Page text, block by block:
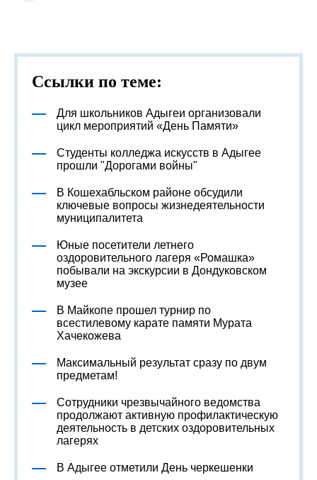
Ссылки по теме:
Для школьников Адыгеи организовали
цикл мероприятий «День Памяти»
Студенты колледжа искусств в Адыгее
прошли "Дорогами войны"
В Кошехабльском районе обсудили
ключевые вопросы жизнедеятельности
муниципалитета
Юные посетители летнего
оздоровительного лагеря «Ромашка»
побывали на экскурсии в Дондуковском
музее
В Майкопе прошел турнир по
всестилевому карате памяти Мурата
Хачекожева
Максимальный результат сразу по двум
предметам!
Сотрудники чрезвычайного ведомства
продолжают активную профилактическую
деятельность в детских оздоровительных
лагерях
В Адыгее отметили День черкешенки